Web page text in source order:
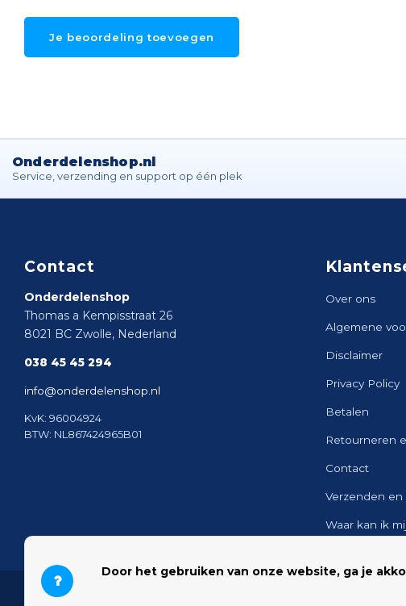
Je beoordeling toevoegen
Onderdelenshop.nl
Service, verzending en support op één plek
Contact
Onderdelenshop
Thomas a Kempisstraat 26
8021 BC Zwolle, Nederland
038 45 45 294
info@onderdelenshop.nl
KvK: 96004924
BTW: NL867424965B01
Over ons
Algemene
Disclaimer
Privacy Policy
Betalen
Retourneren
Contact
Verzenden en
Waar kan ik
© 2026 Onderdelenshop - Powered by
Door het gebruiken van onze website, ga je